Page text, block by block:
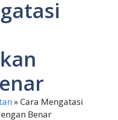
»Cara Mengatasi
Benar